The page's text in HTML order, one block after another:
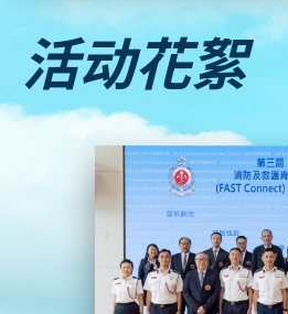
最新活动
社会贤达
活动花絮
活动花絮